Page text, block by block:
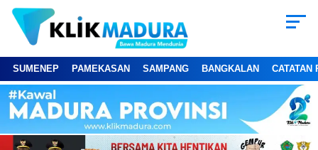
SUMENEP PAMEKASAN SAMPANG BANGKALAN CATATAN